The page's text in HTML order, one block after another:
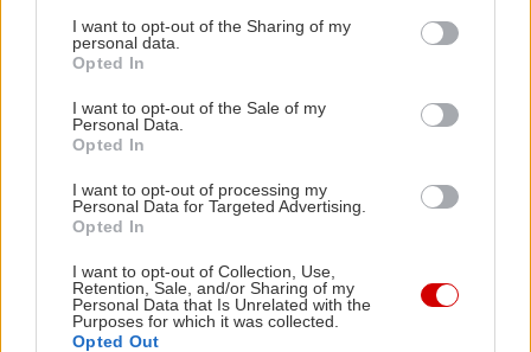
not limited to your visit or usage behaviour. You may click to
grant or deny consent to Google and its third-party tags to
use your data for below specified purposes in below Google
consent section.
I want to opt-out of the Sharing of my
personal data.
Opted In
I want to opt-out of the Sale of my
Personal Data.
Opted In
I want to opt-out of processing my
Personal Data for Targeted Advertising.
Opted In
I want to opt-out of Collection, Use,
Retention, Sale, and/or Sharing of my
Personal Data that Is Unrelated with the
Purposes for which it was collected.
Opted Out
του μουσείου.
πίνουμε κοκτείλ με ελληνικά αποστάγματα